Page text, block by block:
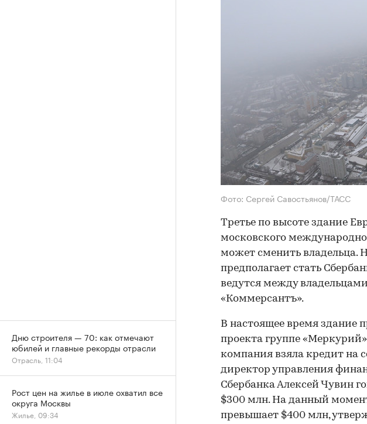
Фото: Сергей Савостьянов/ТАСС
Третье по высоте здание
московского
может сменить владельца.
предполагает стать
ведутся между
«Коммерсантъ».
В настоящее время здание
проекта группе
компания взяла кредит на
директор управления
Сбербанка Алексей Чувин
$300 млн. На данный
превышает $400 млн,
Дню строителя — 70: как отмечают
юбилей и главные рекорды отрасли
Отрасль, 11:04
Рост цен на жилье в июле охватил все
округа Москвы
Жилье, 09:34